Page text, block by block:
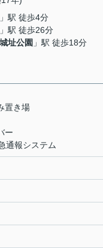
」駅 徒歩4分
」駅 徒歩26分
址公園 」駅 徒歩18分
置き場
ー
通報システム